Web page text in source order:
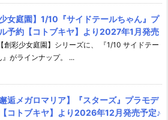
少女庭園】1/10『サイドテールちゃん』プ
予約【コトブキヤ】より2027年1月発売
【創彩少女庭園】シリーズに、 『1/10 サイドテー
』がラインナップ。 ...
邂逅メガロマリア】『スターズ』プラモデ
コトブキヤ】より2026年12月発売予定♪